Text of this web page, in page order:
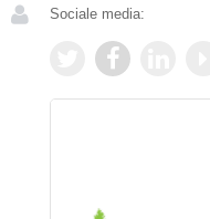
Sociale media: